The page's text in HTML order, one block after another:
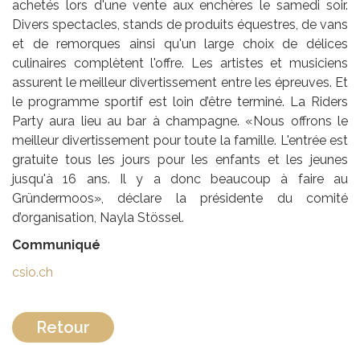
achetés lors d'une vente aux enchères le samedi soir.
Divers spectacles, stands de produits équestres, de vans
et de remorques ainsi qu'un large choix de délices
culinaires complètent l'offre. Les artistes et musiciens
assurent le meilleur divertissement entre les épreuves. Et
le programme sportif est loin d’être terminé. La Riders
Party aura lieu au bar à champagne. «Nous offrons le
meilleur divertissement pour toute la famille. L'entrée est
gratuite tous les jours pour les enfants et les jeunes
jusqu'à 16 ans. Il y a donc beaucoup à faire au
Gründermoos», déclare la présidente du comité
d’organisation, Nayla Stössel.
Communiqué
csio.ch
Retour